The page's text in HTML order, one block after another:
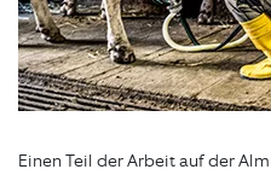
Einen Teil der Arbeit auf der